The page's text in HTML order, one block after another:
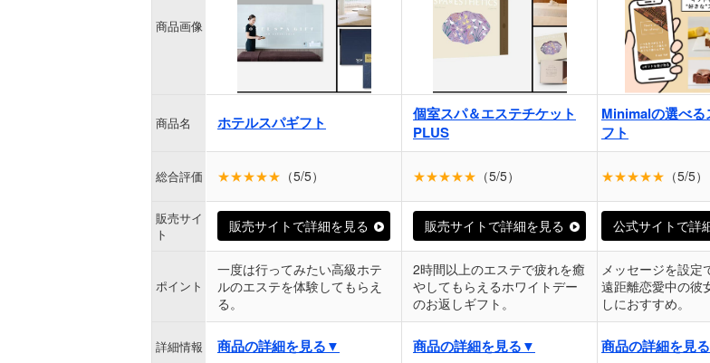
商品画像
商品名 ホテルスパギフト
個室スパ＆エステチケット
PLUS
Minimalの選べる
フト
総合評価 ★★★★★ （5/5） ★★★★★ （5/5） ★★★★★ （5/5）
販売サイ
ト
販売サイトで詳細を見る 販売サイトで詳細を見る 公式サイトで詳
ポイント
一度は行ってみたい高級ホテ
ルのエステを体験してもらえ
る。
2時間以上のエステで疲れを癒
やしてもらえるホワイトデー
のお返しギフト。
メッセージを設定
遠距離恋愛中の彼
しにおすすめ。
詳細情報 商品の詳細を見る▼ 商品の詳細を見る▼ 商品の詳細を見